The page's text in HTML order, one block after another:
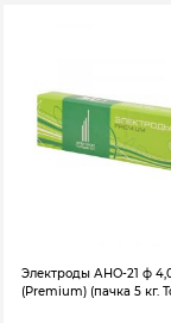
Электроды АНО-21 ф
(Premium) (пачка 5 кг.